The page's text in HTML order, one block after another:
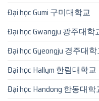
Đại học Gumi 구미대학교
Đại học Gwangju 광주대학
Đại học Gyeongju 경주대
Đại học Hallym 한림대학교
Đại học Handong 한동대학